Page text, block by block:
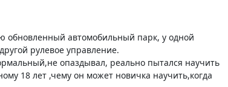
обновленный автомобильный парк, у одной
рулевое управление.
опаздывал, реально пытался научить
18 лет ,чему он может новичка научить,когда